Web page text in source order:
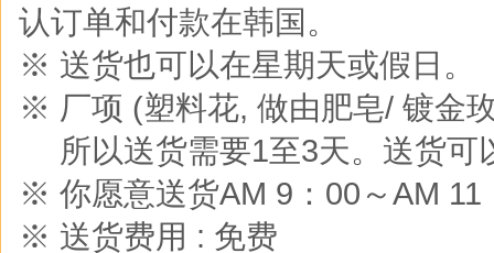
认订单和付款在韩国。
※ 送货也可以在星期天或假日。
※ 厂项 (塑料花, 做由肥皂/ 镀金
所以送货需要1至3天。送货可
※ 你愿意送货AM 9：00～AM
※ 送货费用 : 免费